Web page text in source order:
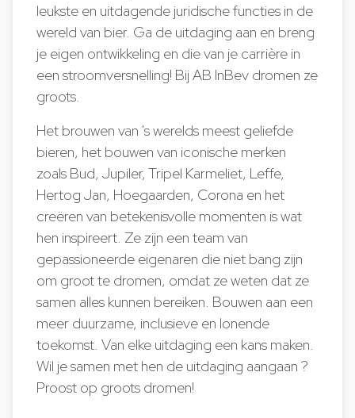
leukste en uitdagende juridische functies in de
wereld van bier. Ga de uitdaging aan en breng
je eigen ontwikkeling en die van je carrière in
een stroomversnelling! Bij AB InBev dromen ze
groots.
Het brouwen van 's werelds meest geliefde
bieren, het bouwen van iconische merken
zoals Bud, Jupiler, Tripel Karmeliet, Leffe,
Hertog Jan, Hoegaarden, Corona en het
creëren van betekenisvolle momenten is wat
hen inspireert. Ze zijn een team van
gepassioneerde eigenaren die niet bang zijn
om groot te dromen, omdat ze weten dat ze
samen alles kunnen bereiken. Bouwen aan een
meer duurzame, inclusieve en lonende
toekomst. Van elke uitdaging een kans maken.
Wil je samen met hen de uitdaging aangaan ?
Proost op groots dromen!